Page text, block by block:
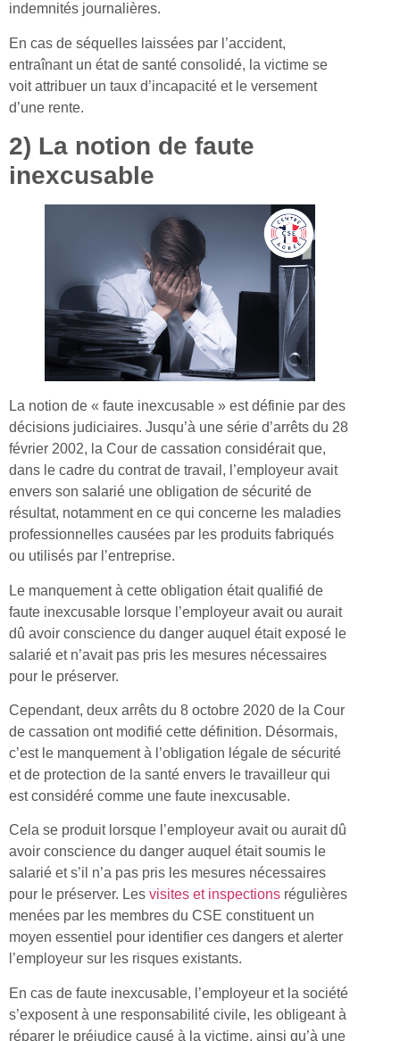
indemnités journalières.
En cas de séquelles laissées par l’accident,
entraînant un état de santé consolidé, la victime se
voit attribuer un taux d’incapacité et le versement
d’une rente.
2) La notion de faute
inexcusable
La notion de « faute inexcusable » est définie par des
décisions judiciaires. Jusqu’à une série d’arrêts du 28
février 2002, la Cour de cassation considérait que,
dans le cadre du contrat de travail, l’employeur avait
envers son salarié une obligation de sécurité de
résultat, notamment en ce qui concerne les maladies
professionnelles causées par les produits fabriqués
ou utilisés par l’entreprise.
Le manquement à cette obligation était qualifié de
faute inexcusable lorsque l’employeur avait ou aurait
dû avoir conscience du danger auquel était exposé le
salarié et n’avait pas pris les mesures nécessaires
pour le préserver.
Cependant, deux arrêts du 8 octobre 2020 de la Cour
de cassation ont modifié cette définition. Désormais,
c’est le manquement à l’obligation légale de sécurité
et de protection de la santé envers le travailleur qui
est considéré comme une faute inexcusable.
Cela se produit lorsque l’employeur avait ou aurait dû
avoir conscience du danger auquel était soumis le
salarié et s’il n’a pas pris les mesures nécessaires
pour le préserver. Les visites et inspections régulières
menées par les membres du CSE constituent un
moyen essentiel pour identifier ces dangers et alerter
l’employeur sur les risques existants.
En cas de faute inexcusable, l’employeur et la société
s’exposent à une responsabilité civile, les obligeant à
réparer le préjudice causé à la victime, ainsi qu’à une